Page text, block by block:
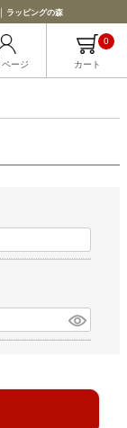
ラッピングの森
ージ カート
0